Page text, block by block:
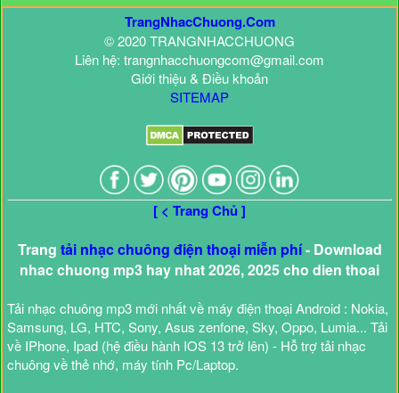
TrangNhacChuong.Com
© 2020 TRANGNHACCHUONG
Liên hệ: trangnhacchuongcom@gmail.com
Giới thiệu & Điều khoản
SITEMAP
[ < Trang Chủ ]
Trang tải nhạc chuông điện thoại miễn phí- Download
nhac chuong mp3 hay nhat 2026, 2025 cho dien thoai
Tải nhạc chuông mp3 mới nhất về máy điện thoại Android : Nokia,
Samsung, LG, HTC, Sony, Asus zenfone, Sky, Oppo, Lumia... Tải
về IPhone, Ipad (hệ điều hành IOS 13 trở lên) - Hỗ trợ tải nhạc
chuông về thẻ nhớ, máy tính Pc/Laptop.